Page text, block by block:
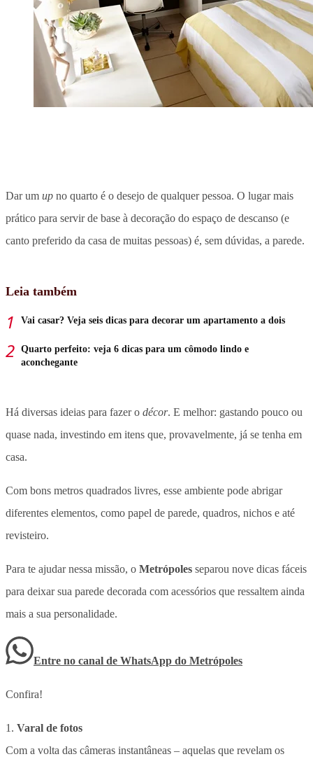
Dar um up no quarto é o desejo de qualquer pessoa. O lugar mais
prático para servir de base à decoração do espaço de descanso (e
canto preferido da casa de muitas pessoas) é, sem dúvidas, a parede.
Leia também
Vai casar? Veja seis dicas para decorar um apartamento a dois
Quarto perfeito: veja 6 dicas para um cômodo lindo e
aconchegante
Há diversas ideias para fazer o décor. E melhor: gastando pouco ou
quase nada, investindo em itens que, provavelmente, já se tenha em
casa.
Com bons metros quadrados livres, esse ambiente pode abrigar
diferentes elementos, como papel de parede, quadros, nichos e até
revisteiro.
Para te ajudar nessa missão, o Metrópoles separou nove dicas fáceis
para deixar sua parede decorada com acessórios que ressaltem ainda
mais a sua personalidade.
Entre no canal de WhatsApp do Metrópoles
Confira!
1. Varal de fotos
Com a volta das câmeras instantâneas – aquelas que revelam os